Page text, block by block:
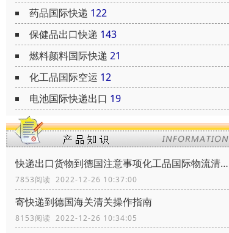
药品国际快递 122
保健品出口快递 143
燃料颜料国际快递 21
化工品国际空运 12
电池国际快递出口 19
快递出口货物到德国注意事项化工品国际物流清关政策
7853阅读 2022-12-26 10:37:00
寄快递到德国海关清关操作指南
8153阅读 2022-12-26 10:34:05